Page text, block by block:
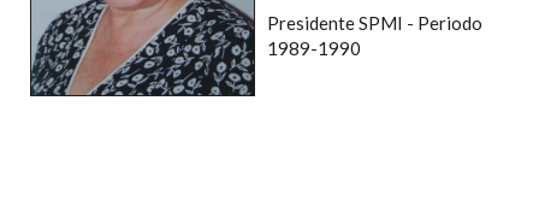
Presidente SPMI - Periodo
1989-1990